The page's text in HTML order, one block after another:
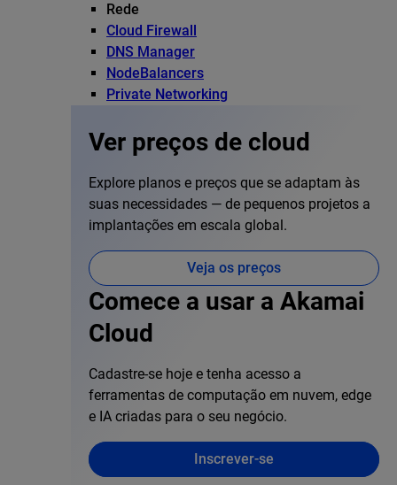
Rede
Cloud Firewall
DNS Manager
NodeBalancers
Private Networking
Ver preços de cloud
Explore planos e preços que se adaptam às
suas necessidades — de pequenos projetos a
implantações em escala global.
Veja os preços
Comece a usar a Akamai
Cloud
Cadastre-se hoje e tenha acesso a
ferramentas de computação em nuvem, edge
e IA criadas para o seu negócio.
Inscrever-se